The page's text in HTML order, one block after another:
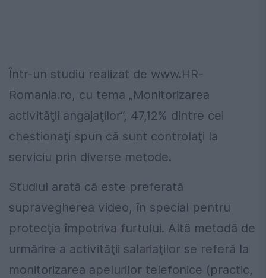
Într-un studiu realizat de www.HR-
Romania.ro, cu tema „Monitorizarea
activităţii angajaţilor“, 47,12% dintre cei
chestionaţi spun că sunt controlaţi la
serviciu prin diverse metode.
Studiul arată că este preferată
supravegherea video, în special pentru
protecţia împotriva furtului. Altă metodă de
urmărire a activităţii salariaţilor se referă la
monitorizarea apelurilor telefonice (practic,